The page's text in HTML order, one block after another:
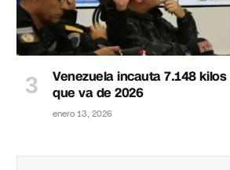
Venezuela incauta 7.148
que va de 2026
enero 13, 2026